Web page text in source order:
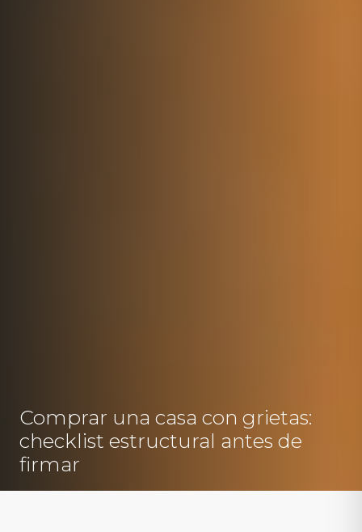
Comprar una casa con grietas:
checklist estructural antes de
firmar